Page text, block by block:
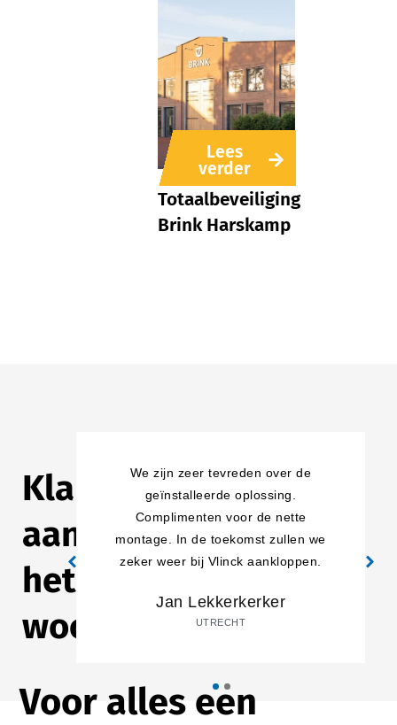
Lees
verder
Totaalbeveiliging
Brink Harskamp
Klanten
aan
het
woord
We zijn zeer tevreden over de
geïnstalleerde oplossing.
Complimenten voor de nette
montage. In de toekomst zullen we
zeker weer bij Vlinck aankloppen.
Jan Lekkerkerker
UTRECHT
Voor alles een